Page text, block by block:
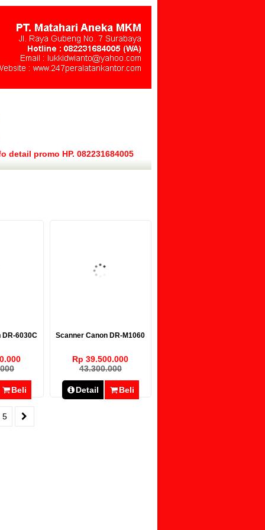
detail promo HP. 082231684005
DR-6030C
Beli
Scanner Canon DR-M1060
Rp 39.500.000
43.300.000
Detail Beli
5